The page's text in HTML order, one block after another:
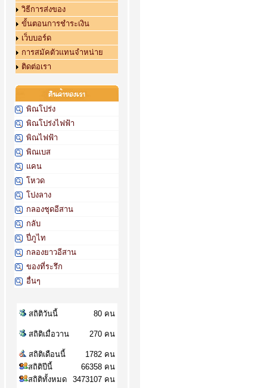
วิธีการส่งของ
ขั้นตอนการชำระเงิน
เว็บบอร์ด
การสมัคตัวแทนจำหน่าย
ติดต่อเรา
พิณโปร่ง
พิณโปร่งไฟฟ้า
พิณไฟฟ้า
พิณเบส
แคน
โหวด
โปงลาง
กลองชุดอีสาน
กลับ
ปี่ภูไท
กลองยาวอีสาน
ของที่ระรึก
อื่นๆ
สถิติวันนี้ 80 คน
สถิติเมื่อวาน 270 คน
สถิติเดือนนี้
สถิติปีนี้
สถิติทั้งหมด
1782 คน
66358 คน
3473107 คน